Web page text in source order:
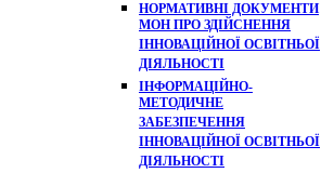
НОРМАТИВНІ ДОКУМЕНТИ
МОН ПРО ЗДІЙСНЕННЯ
ІННОВАЦІЙНОЇ ОСВІТНЬОЇ
ДІЯЛЬНОСТІ
ІНФОРМАЦІЙНО-
МЕТОДИЧНЕ
ЗАБЕЗПЕЧЕННЯ
ІННОВАЦІЙНОЇ ОСВІТНЬОЇ
ДІЯЛЬНОСТІ